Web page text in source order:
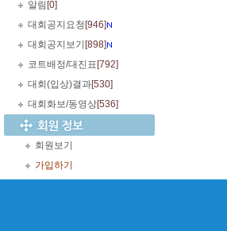
알림 [0]
대회공지요청 [946]
대회공지보기 [898]
코트배정/대진표 [792]
대회(입상)결과[530]
대회화보/동영상[536]
회원보기
가입하기